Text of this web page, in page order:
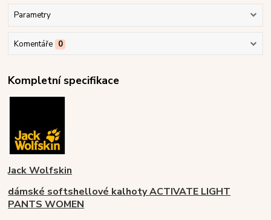
Parametry
Komentáře 0
Kompletní specifikace
Jack Wolfskin
dámské softshellové kalhoty ACTIVATE LIGHT
PANTS WOMEN